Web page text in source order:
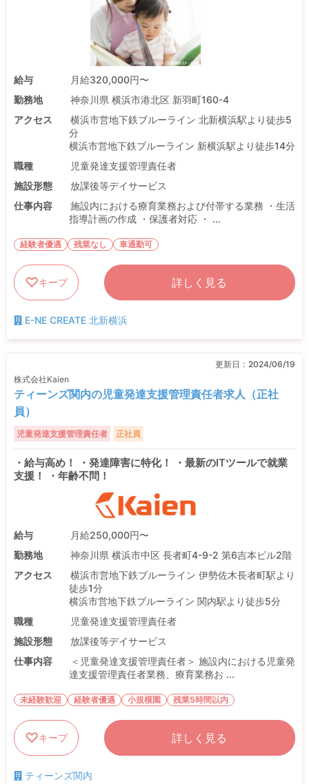
給与
月給320,000円〜
勤務地
神奈川県 横浜市港北区 新羽町160-4
アクセス
横浜市営地下鉄ブルーライン 北新横浜駅より徒歩5
分
横浜市営地下鉄ブルーライン 新横浜駅より徒歩14分
職種
児童発達支援管理責任者
施設形態
放課後等デイサービス
仕事内容
施設内における療育業務および付帯する業務 ・生活
指導計画の作成 ・保護者対応 ・ ...
経験者優遇 残業なし 車通勤可
キープ 詳しく見る
E-NE CREATE 北新横浜
更新日： 2024/06/19
株式会社Kaien
ティーンズ関内の児童発達支援管理責任者求人（正社
員）
児童発達支援管理責任者 正社員
・給与高め！ ・発達障害に特化！ ・最新のITツールで就業
支援！ ・年齢不問！
給与
月給250,000円〜
勤務地
神奈川県 横浜市中区 長者町4-9-2 第6吉本ビル2階
アクセス
横浜市営地下鉄ブルーライン 伊勢佐木長者町駅より
徒歩1分
横浜市営地下鉄ブルーライン 関内駅より徒歩5分
職種
児童発達支援管理責任者
施設形態
放課後等デイサービス
仕事内容
＜児童発達支援管理責任者＞ 施設内における児童発
達支援管理責任者業務、療育業務お ...
未経験歓迎 経験者優遇 小規模園 残業5時間以内
キープ 詳しく見る
ティーンズ関内